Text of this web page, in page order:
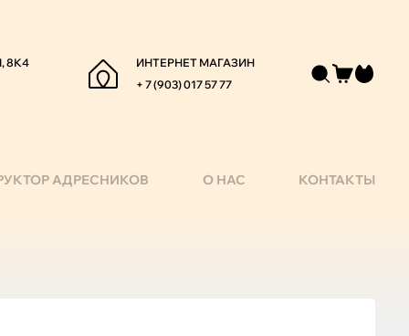
8К4
ИНТЕРНЕТ МАГАЗИН
+ 7 (903) 017 57 77
АДРЕСНИКОВ О НАС КОНТАКТЫ